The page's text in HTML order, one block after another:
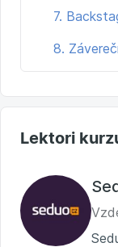
7.
8.
Lektori